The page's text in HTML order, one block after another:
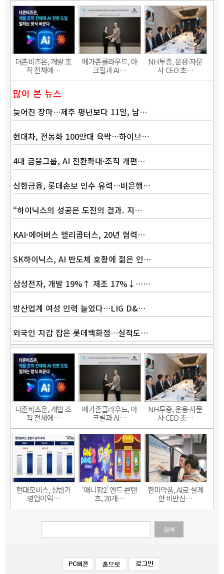
더존비즈온, 개발 조
직 전체에…
메가존클라우드, 아
크릴과 AI…
NH투증, 운용·자문
사 CEO 초…
많이 본 뉴스
늦어진 장마…제주 평년보다 11일, 남…
현대차, 전동화 100만대 육박…하이브…
4대 금융그룹, AI 전환확대·조직 개편…
신한금융, 롯데손보 인수 유력…비은행…
“하이닉스의 성공은 도전의 결과. 지…
KAI·에어버스 헬리콥터스, 20년 협력…
SK하이닉스, AI 반도체 호황에 젊은 인…
삼성전자, 개발 19%↑ 제조 17%↓……
방산업계 여성 인력 늘었다…LIG D&…
외국인 지갑 잡은 롯데백화점…실적도…
더존비즈온, 개발 조
직 전체에…
메가존클라우드, 아
크릴과 AI…
NH투증, 운용·자문
사 CEO 초…
현대모비스, 상반기
영업이익…
‘애니팡2’ 엔드 콘텐
츠, 20개…
한미약품, AI로 설계
한 비만신…
검색